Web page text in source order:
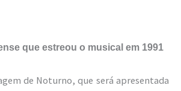
que estreou o musical em 1991
de Noturno, que será apresentada